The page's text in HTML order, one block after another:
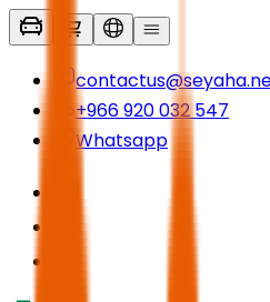
+966 920 032 547
Whatsapp